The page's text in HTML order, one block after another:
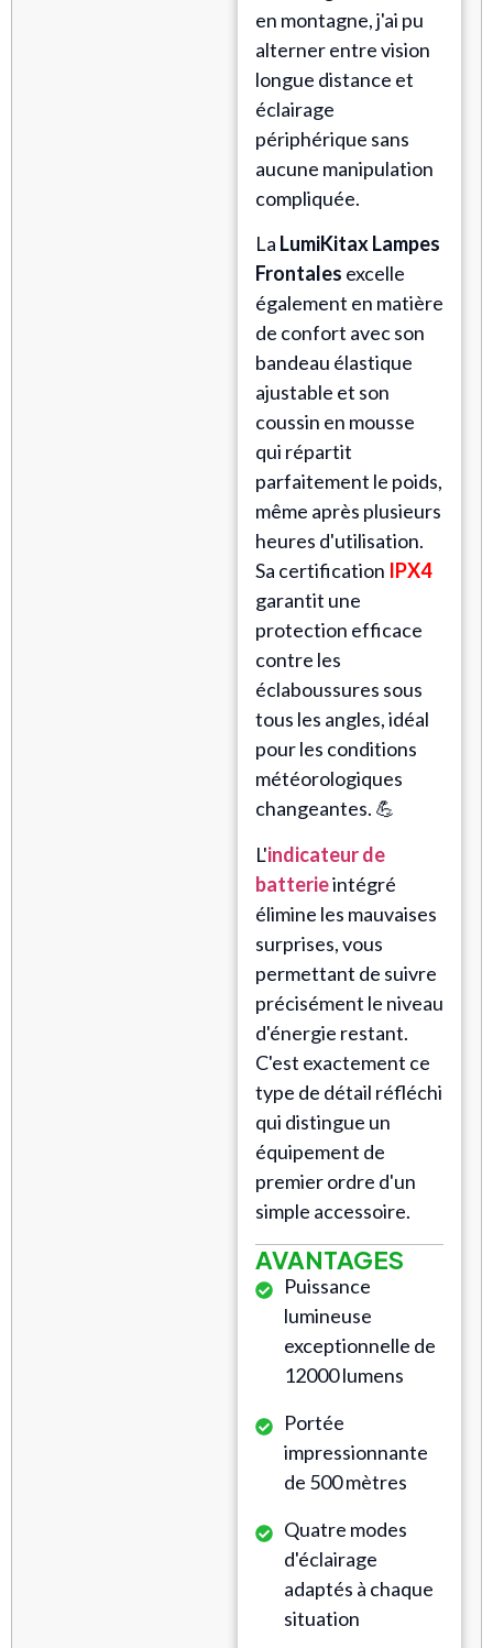
en montagne, j'ai pu
alterner entre vision
longue distance et
éclairage
périphérique sans
aucune manipulation
compliquée.
La LumiKitax Lampes
Frontales excelle
également en matière
de confort avec son
bandeau élastique
ajustable et son
coussin en mousse
qui répartit
parfaitement le poids,
même après plusieurs
heures d'utilisation.
Sa certification IPX4
garantit une
protection efficace
contre les
éclaboussures sous
tous les angles, idéal
pour les conditions
météorologiques
changeantes. 💪
L'indicateur de
batterieintégré
élimine les mauvaises
surprises, vous
permettant de suivre
précisément le niveau
d'énergie restant.
C'est exactement ce
type de détail réfléchi
qui distingue un
équipement de
premier ordre d'un
simple accessoire.
AVANTAGES
Puissance
lumineuse
exceptionnelle de
12000 lumens
Portée
impressionnante
de 500 mètres
Quatre modes
d'éclairage
adaptés à chaque
situation